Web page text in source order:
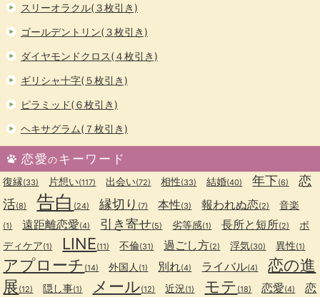
スリーオラクル(３枚引き)
ゴールデントリン(３枚引き)
ダイヤモンドクロス(４枚引き)
ギリシャ十字(５枚引き)
ピラミッド(６枚引き)
ヘキサグラム(７枚引き)
恋愛のキーワード
復縁(33) 片想い(117) 出会い(72) 相性(33) 結婚(40) 年下(6)
恋
活(8) 告白 (24) 縁切り (7) 本性(3) 報われぬ恋(2) 音楽
(1) 遠距離恋愛(4) 引き寄せ(5) 劣等感(1) 長所と短所(2)
ボ
ディケア(1) LINE(11) 不倫(31) 過ごし方(2) 浮気(30) 異性(1)
アプローチ (14) 外国人 (1) 別れ(4) ライバル(4)
恋の進
展(12) 隠し事(1) メール(12) 近況 (1) モテ (18) 恋愛(4)
恋